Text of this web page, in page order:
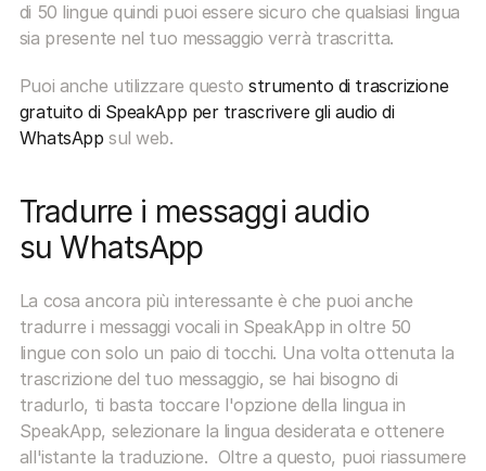
di 50 lingue quindi puoi essere sicuro che qualsiasi lingua
sia presente nel tuo messaggio verrà trascritta.
Puoi anche utilizzare questo strumento di trascrizione
gratuito di SpeakApp per trascrivere gli audio di
WhatsApp sul web.
Tradurre i messaggi audio
su WhatsApp
La cosa ancora più interessante è che puoi anche
tradurre i messaggi vocali in SpeakApp in oltre 50
lingue con solo un paio di tocchi. Una volta ottenuta la
trascrizione del tuo messaggio, se hai bisogno di
tradurlo, ti basta toccare l'opzione della lingua in
SpeakApp, selezionare la lingua desiderata e ottenere
all'istante la traduzione.  Oltre a questo, puoi riassumere